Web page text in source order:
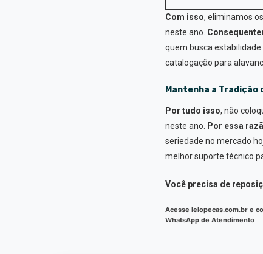
Com isso, eliminamos
neste ano.
quem busca estabilidade
catalogação para
Mantenha a Tradição
Por tudo isso, não
neste ano.
Por essa
seriedade no mercado
melhor suporte técnico
Você precisa de
Acesse lelopecas.com.br e
WhatsApp de Atendimento